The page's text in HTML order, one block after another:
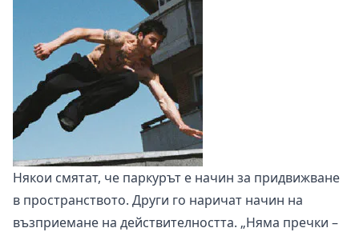
Някои смятат, че паркурът е начин за придвижване
в пространството. Други го наричат начин на
възприемане на действителността. „Няма пречки –